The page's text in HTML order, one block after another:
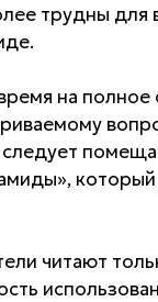
трудны для
на
который
читают